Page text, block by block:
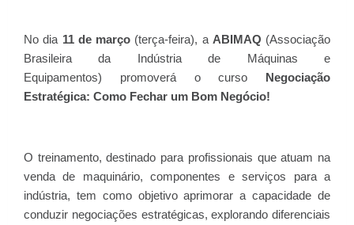
No dia 11 de março (terça-feira), a ABIMAQ (Associação
Brasileira da Indústria de Máquinas e
Equipamentos) promoverá o curso
Negociação
Estratégica: Como Fechar um Bom Negócio!
O treinamento, destinado para profissionais que atuam na
venda de maquinário, componentes e serviços para a
indústria, tem como objetivo aprimorar a capacidade de
conduzir negociações estratégicas, explorando diferenciais